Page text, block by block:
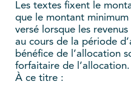
Les textes fixent le
que le montant
versé lorsque les
au cours de la période
bénéfice de l’allocation
forfaitaire de l’allocation.
À ce titre :